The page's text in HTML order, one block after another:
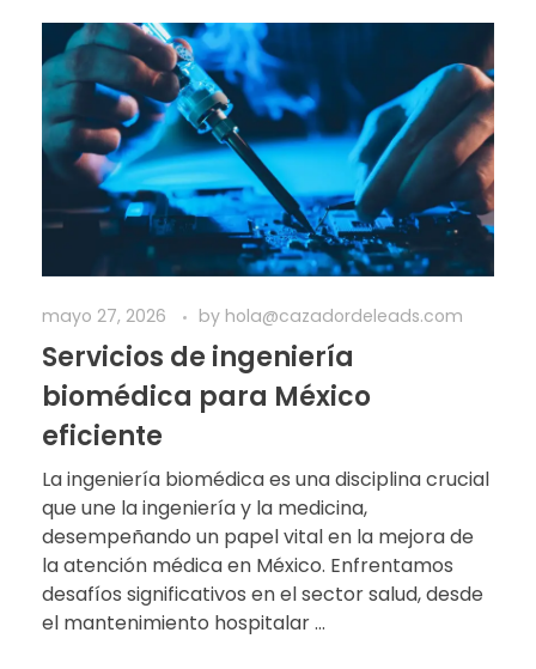
mayo 27, 2026 by hola@cazadordeleads.com
Servicios de ingeniería
biomédica para México
eficiente
La ingeniería biomédica es una disciplina crucial
que une la ingeniería y la medicina,
desempeñando un papel vital en la mejora de
la atención médica en México. Enfrentamos
desafíos significativos en el sector salud, desde
el mantenimiento hospitalar ...